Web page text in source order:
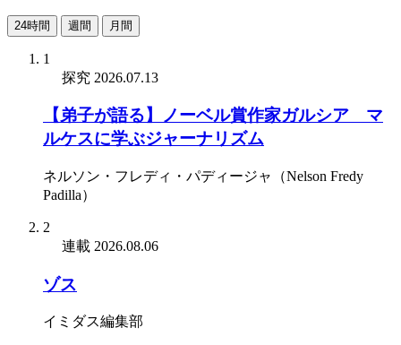
24時間 週間 月間
1
探究 2026.07.13
【弟子が語る】ノーベル賞作家ガルシア゠マ
ルケスに学ぶジャーナリズム
ネルソン・フレディ・パディージャ（Nelson Fredy
Padilla）
2
連載 2026.08.06
ゾス
イミダス編集部